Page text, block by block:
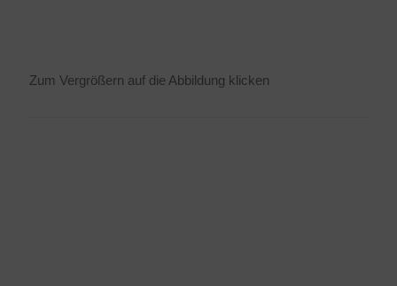
Zum Ver­grö­ßern auf die Abbil­dung klicken